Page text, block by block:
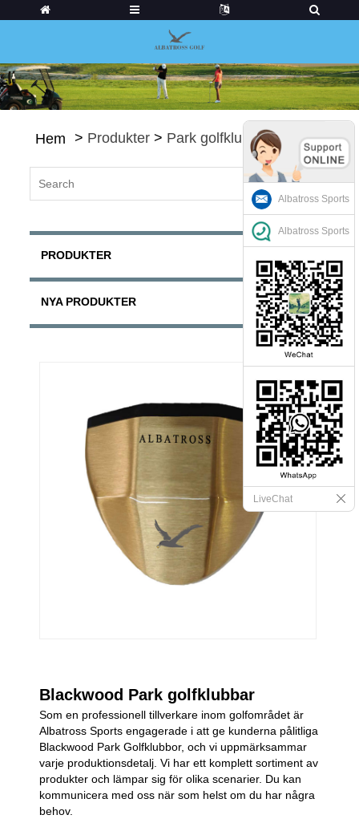
Hem > Produkter > Park golfklubbar
PRODUKTER
NYA PRODUKTER
Blackwood Park golfklubbar
Som en professionell tillverkare inom golfområdet är
Albatross Sports engagerade i att ge kunderna pålitliga
Blackwood Park Golfklubbor, och vi uppmärksammar
varje produktionsdetalj. Vi har ett komplett sortiment av
produkter och lämpar sig för olika scenarier. Du kan
kommunicera med oss ​​när som helst om du har några
behov.
Albatross Sports
Albatross Sports
LiveChat